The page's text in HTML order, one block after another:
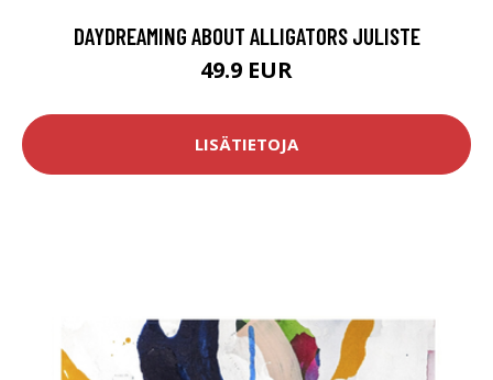
DAYDREAMING ABOUT ALLIGATORS JULISTE
49.9 EUR
LISÄTIETOJA